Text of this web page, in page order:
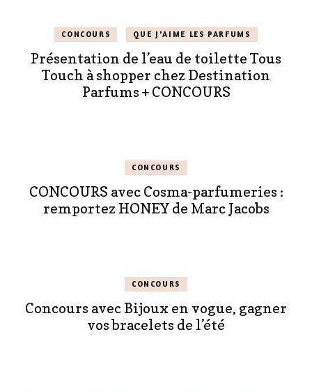
CONCOURS QUE J'AIME LES PARFUMS
Présentation de l’eau de toilette Tous
Touch à shopper chez Destination
Parfums + CONCOURS
CONCOURS
CONCOURS avec Cosma-parfumeries :
remportez HONEY de Marc Jacobs
CONCOURS
Concours avec Bijoux en vogue, gagner
vos bracelets de l’été